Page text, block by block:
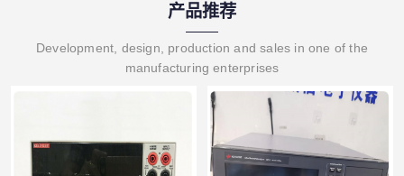
产品推荐
Development, design, production and sales in one of the
manufacturing enterprises